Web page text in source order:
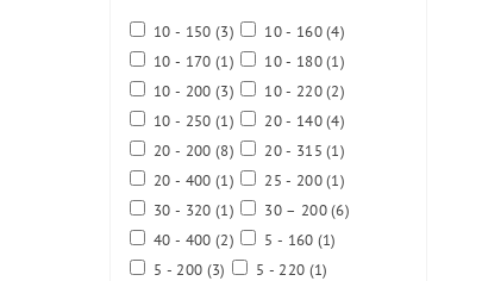
10 - 150 (3) 10 - 160(4)
10 - 170 (1) 10 - 180(1)
10 - 200 (3) 10 - 220(2)
10 - 250 (1) 20 - 140(4)
20 - 200 (8) 20 - 315(1)
20 - 400 (1) 25 - 200(1)
30 - 320 (1) 30 – 200(6)
40 - 400 (2) 5 - 160 (1)
5 - 200 (3) 5 - 220 (1)